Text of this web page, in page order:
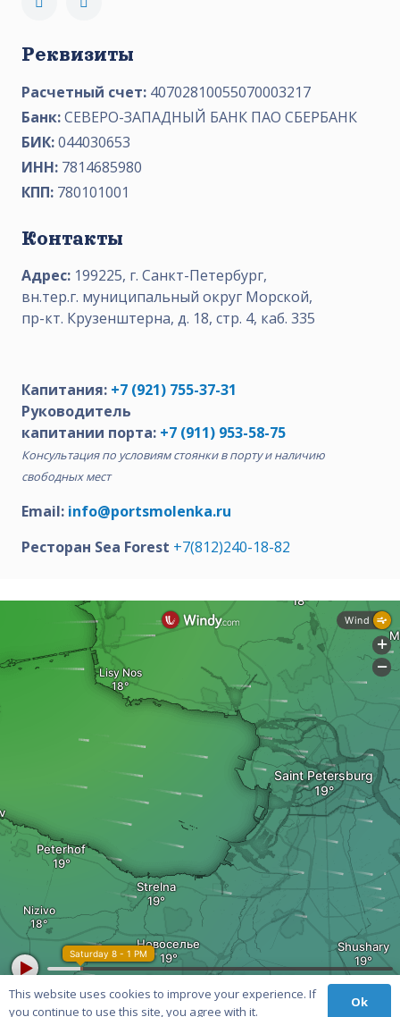
Реквизиты
Расчетный счет: 40702810055070003217
Банк:СЕВЕРО-ЗАПАДНЫЙ БАНК ПАО СБЕРБАНК
БИК:044030653
ИНН: 7814685980
КПП: 780101001
Контакты
Адрес: 199225, г. Санкт-Петербург,
вн.тер.г. муниципальный округ Морской,
пр-кт. Крузенштерна, д. 18, стр. 4, каб. 335
Капитания: +7 (921) 755-37-31
Руководитель
капитании порта: +7 (911) 953-58-75
Консультация по условиям стоянки в порту и наличию
свободных мест
Email: info@portsmolenka.ru
Ресторан Sea Forest +7(812)240-18-82
This website uses cookies to improve your experience. If
you continue to use this site, you agree with it.
Ok